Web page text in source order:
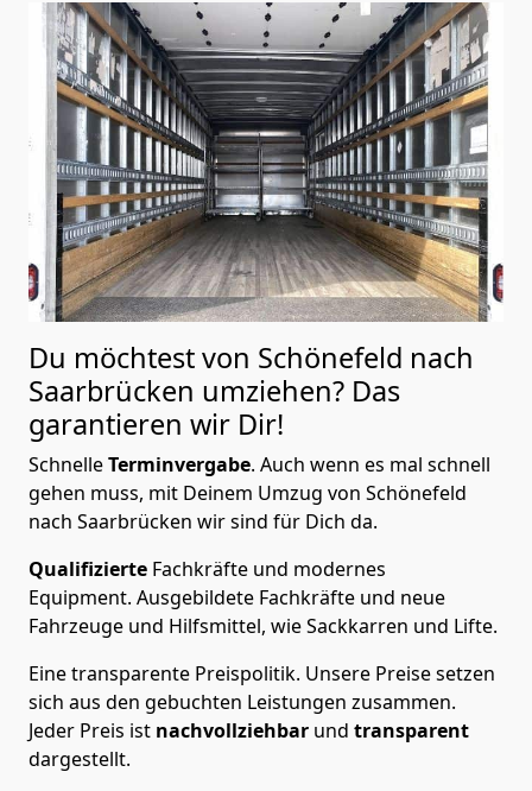
Du möchtest von Schönefeld nach
Saarbrücken umziehen? Das
garantieren wir Dir!
SchnelleTerminvergabe. Auch wenn es mal schnell
gehen muss, mit Deinem Umzug von Schönefeld
nach Saarbrücken wir sind für Dich da.
Qualifizierte Fachkräfte und modernes
Equipment. Ausgebildete Fachkräfte und neue
Fahrzeuge und Hilfsmittel, wie Sackkarren und Lifte.
Eine transparente Preispolitik. Unsere Preise setzen
sich aus den gebuchten Leistungen zusammen.
Jeder Preis ist nachvollziehbar und transparent
dargestellt.